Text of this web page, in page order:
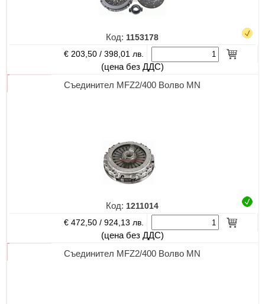
Код:1153178
€ 203,50 /398,01 лв.
(цена без ДДС)
Съединител MFZ2/400 Волво MN
Код:1211014
€ 472,50 /924,13 лв.
(цена без ДДС)
Съединител MFZ2/400 Волво MN